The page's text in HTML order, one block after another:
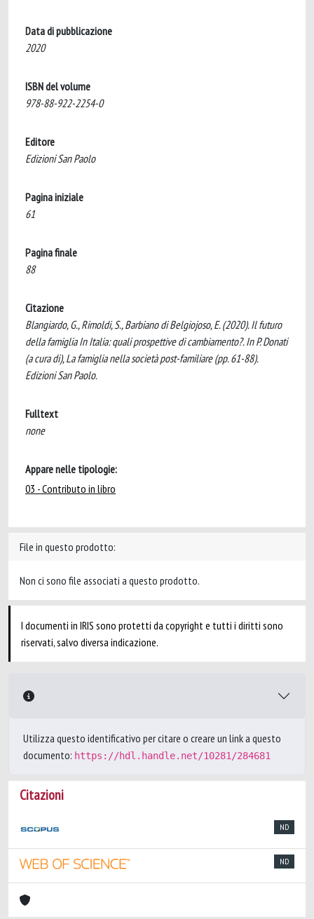
Data di pubblicazione
2020
ISBN del volume
978-88-922-2254-0
Editore
Edizioni San Paolo
Pagina iniziale
61
Pagina finale
88
Citazione
Blangiardo, G., Rimoldi, S., Barbiano di Belgiojoso, E. (2020). Il futuro
della famiglia In Italia: quali prospettive di cambiamento?. In P. Donati
(a cura di), La famiglia nella società post-familiare (pp. 61-88).
Edizioni San Paolo.
Fulltext
none
Appare nelle tipologie:
03 - Contributo in libro
File in questo prodotto:
Non ci sono file associati a questo prodotto.
I documenti in IRIS sono protetti da copyright e tutti i diritti sono
riservati, salvo diversa indicazione.
Utilizza questo identificativo per citare o creare un link a questo
documento: https://hdl.handle.net/10281/284681
Citazioni
ND
ND